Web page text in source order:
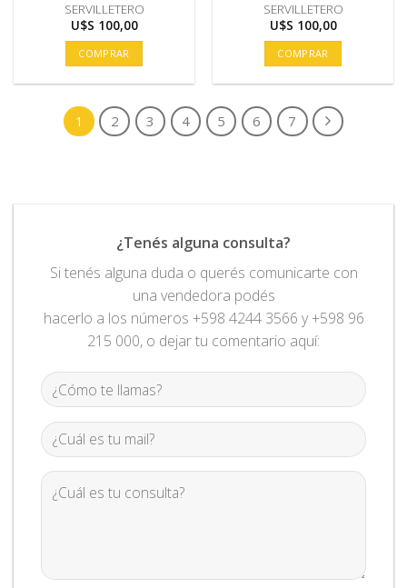
SERVILLETERO
U$S 100,00
COMPRAR
SERVILLETERO
U$S 100,00
COMPRAR
1 2 3 4 5 6 7
¿Tenés alguna consulta?
Si tenés alguna duda o querés comunicarte con
una vendedora podés
hacerlo a los números +598 4244 3566 y +598 96
215 000, o dejar tu comentario aquí: